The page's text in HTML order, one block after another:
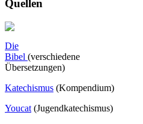
Quellen
Die
Bibel (verschiedene
Übersetzungen)
Katechismus (Kompendium)
Youcat (Jugendkatechismus)